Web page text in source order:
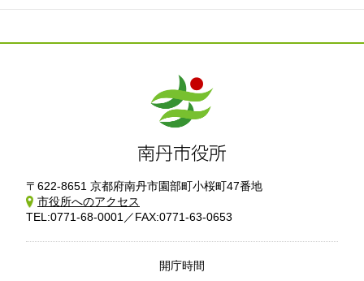
〒622-8651 京都府南丹市園部町小桜町47番地
市役所へのアクセス
TEL:0771-68-0001／FAX:0771-63-0653
開庁時間